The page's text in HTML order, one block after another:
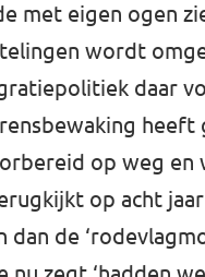
met eigen ogen
wordt
daar
heeft
op weg en
op acht
dan de